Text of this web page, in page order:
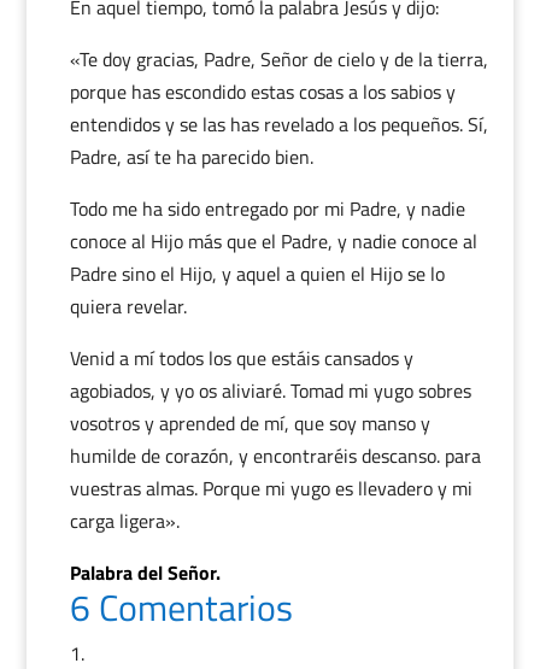
En aquel tiempo, tomó la palabra Jesús y dijo:
«Te doy gracias, Padre, Señor de cielo y de la tierra,
porque has escondido estas cosas a los sabios y
entendidos y se las has revelado a los pequeños. Sí,
Padre, así te ha parecido bien.
Todo me ha sido entregado por mi Padre, y nadie
conoce al Hijo más que el Padre, y nadie conoce al
Padre sino el Hijo, y aquel a quien el Hijo se lo
quiera revelar.
Venid a mí todos los que estáis cansados y
agobiados, y yo os aliviaré. Tomad mi yugo sobres
vosotros y aprended de mí, que soy manso y
humilde de corazón, y encontraréis descanso. para
vuestras almas. Porque mi yugo es llevadero y mi
carga ligera».
Palabra del Señor.
6 Comentarios